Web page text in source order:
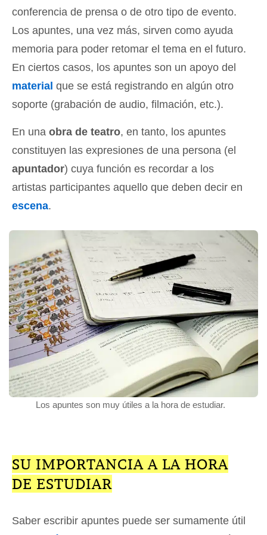
conferencia de prensa o de otro tipo de evento.
Los apuntes, una vez más, sirven como ayuda
memoria para poder retomar el tema en el futuro.
En ciertos casos, los apuntes son un apoyo del
material que se está registrando en algún otro
soporte (grabación de audio, filmación, etc.).
En una obra de teatro, en tanto, los apuntes
constituyen las expresiones de una persona (el
apuntador) cuya función es recordar a los
artistas participantes aquello que deben decir en
escena.
Los apuntes son muy útiles a la hora de estudiar.
SU IMPORTANCIA A LA HORA
DE ESTUDIAR
Saber escribir apuntes puede ser sumamente útil